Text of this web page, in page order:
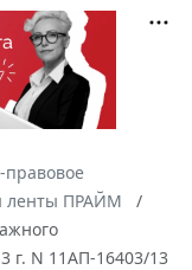
ленты ПРАЙМ
г. N 11АП-16403/13